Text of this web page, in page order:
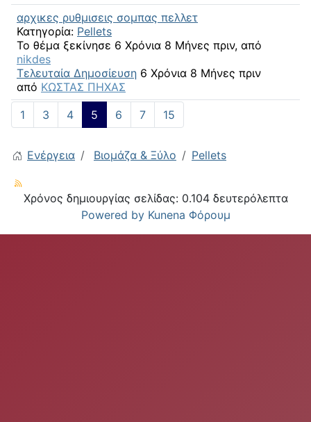
αρχικες ρυθμισεις σομπας πελλετ
Κατηγορία: Pellets
Το θέμα ξεκίνησε 6 Χρόνια 8 Μήνες πριν, από
nikdes
Τελευταία Δημοσίευση 6 Χρόνια 8 Μήνες πριν
από ΚΩΣΤΑΣ ΠΗΧΑΣ
1
3 4 5 6 7 15
Ενέργεια Βιομάζα & Ξύλο Pellets
Χρόνος δημιουργίας σελίδας: 0.104 δευτερόλεπτα
Powered by Kunena Φόρουμ